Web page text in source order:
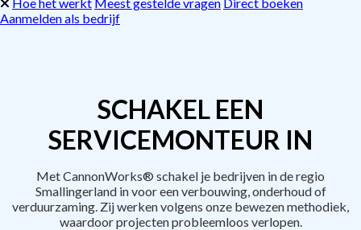
Aanmelden als bedrijf
SCHAKEL EEN
SERVICEMONTEUR IN
Met CannonWorks® schakel je bedrijven in de regio
Smallingerland in voor een verbouwing, onderhoud of
verduurzaming. Zij werken volgens onze bewezen methodiek,
waardoor projecten probleemloos verlopen.